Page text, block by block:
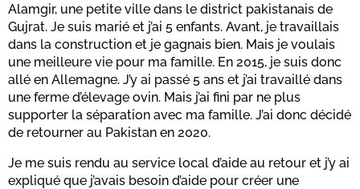
Alamgir, une petite ville dans le district pakistanais de
Gujrat. Je suis marié et j’ai 5 enfants. Avant, je travaillais
dans la construction et je gagnais bien. Mais je voulais
une meilleure vie pour ma famille. En 2015, je suis donc
allé en Allemagne. J’y ai passé 5 ans et j’ai travaillé dans
une ferme d’élevage ovin. Mais j’ai fini par ne plus
supporter la séparation avec ma famille. J’ai donc décidé
de retourner au Pakistan en 2020.
Je me suis rendu au service local d’aide au retour et j’y ai
expliqué que j’avais besoin d’aide pour créer une